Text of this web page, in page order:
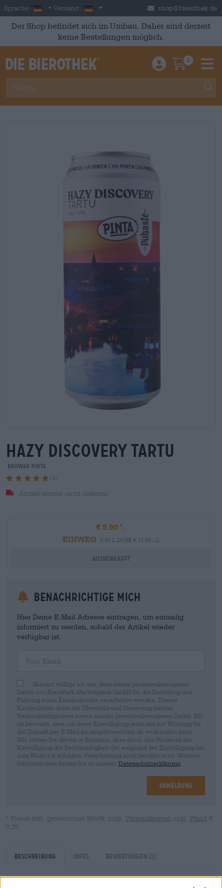
Skip to main content
Sprache: German
Versand: Deutschland shop@bierothek.de
Der Shop befindet sich im Umbau. Daher sind derzeit
keine Bestellungen möglich.
Einloggen /
0
hazy discovery tartu
Browar Pinta
(1)
Artikel derzeit nicht lieferbar
€ 5,90
EINWEG
0,50 L DOSE € 11,80 / L
Ausverkauft
Benachrichtige mich
Hier Deine E-Mail Adresse eintragen, um einmalig
informiert zu werden, sobald der Artikel wieder
verfügbar ist.
Hiermit willige ich ein, dass meine personenbezogenen
Daten von Bierothek Marketplace GmbH für die Erstellung und
Führung eines Kundenkontos verarbeitet werden. Dieses
Kundenkonto dient der Übersicht und Steuerung meiner
Verkaufstätigkeiten sowie meiner personenbezogenen Daten. Mir
ist bewusst, dass ich diese Einwilligung jederzeit mit Wirkung für
die Zukunft per E-Mail an shop@bierothek.de widerrufen kann.
Wir setzen Sie davon in Kenntnis, dass durch den Widerruf der
Einwilligung die Rechtmäßigkeit der aufgrund der Einwilligung bis
zum Widerruf erfolgten Verarbeitung nicht berührt wird. Weitere
Informationen finden Sie in unserer Datenschutzerklärung
Anmeldung
* Preise inkl. gesetzlicher MwSt. zzgl. Versandkosten zzgl. Pfand €
0,25
Beschreibung Infos Bewertungen (1)